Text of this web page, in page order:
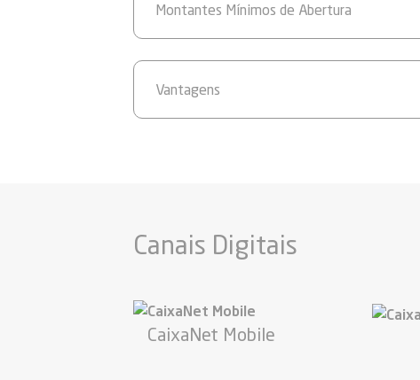
Montantes Mínimos de Abertura
Vantagens
Canais Digitais
CaixaNet Mobile